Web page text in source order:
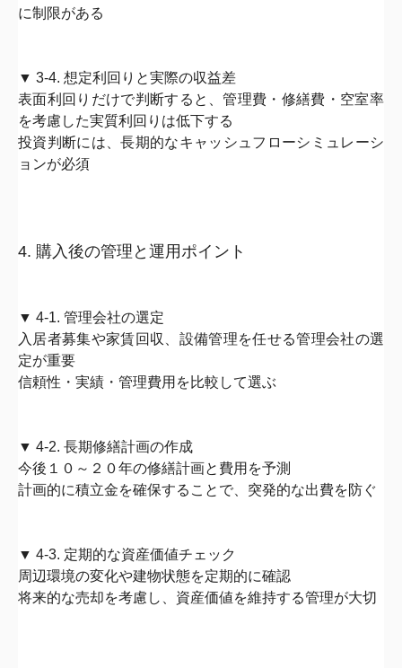
に制限がある
▼ 3-4. 想定利回りと実際の収益差
表面利回りだけで判断すると、管理費・修繕費・ 空室率
を考慮した実質利回りは低下する
投資判断には、長期的なキャッシュフローシミュレーシ
ョンが必須
4. 購入後の管理と運用ポイント
▼ 4-1. 管理会社の選定
入居者募集や家賃回収、設備管理を任せる管理会社の選
定が重要
信頼性・実績・管理費用を比較して選ぶ
▼ 4-2. 長期修繕計画の作成
今後１０～２０年の修繕計画と費用を予測
計画的に積立金を確保することで、 突発的な出費を防ぐ
▼ 4-3. 定期的な資産価値チェック
周辺環境の変化や建物状態を定期的に確認
将来的な売却を考慮し、資産価値を維持する管理が大切